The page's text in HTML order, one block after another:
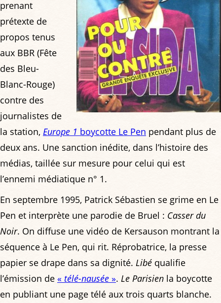
prenant
prétexte de
propos tenus
aux BBR (Fête
des Bleu-
Blanc-Rouge)
contre des
journalistes de
la station, Europe 1 boycotte Le Pen pendant plus de
deux ans. Une sanction inédite, dans l’histoire des
médias, taillée sur mesure pour celui qui est
l’ennemi médiatique n° 1.
En septembre 1995, Patrick Sébastien se grime en Le
Pen et interprète une parodie de Bruel : Casser du
Noir. On diffuse une vidéo de Kersauson montrant la
séquence à Le Pen, qui rit. Réprobatrice, la presse
papier se drape dans sa dignité. Libé qualifie
l’émission de « télé-nausée ». Le Parisien la boycotte
en publiant une page télé aux trois quarts blanche.